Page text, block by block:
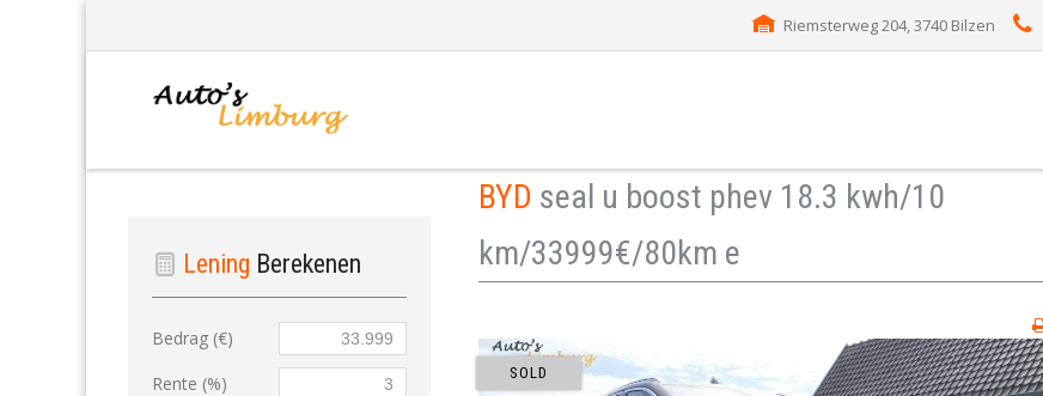
Riemsterweg 204, 3740 Bilzen
BYD seal u boost phev 18.3 kwh/10
km/33999€/80km e
SOLD
Lening Berekenen
Bedrag (€)
Rente (%)